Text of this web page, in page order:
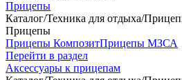
Прицепы
Каталог/Техника для отдыха/
Прицепы
Прицепы КомпозитПрицепы МЗСА
Перейти в раздел
Аксессуары к прицепам